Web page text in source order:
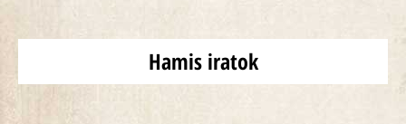
Hamis iratok